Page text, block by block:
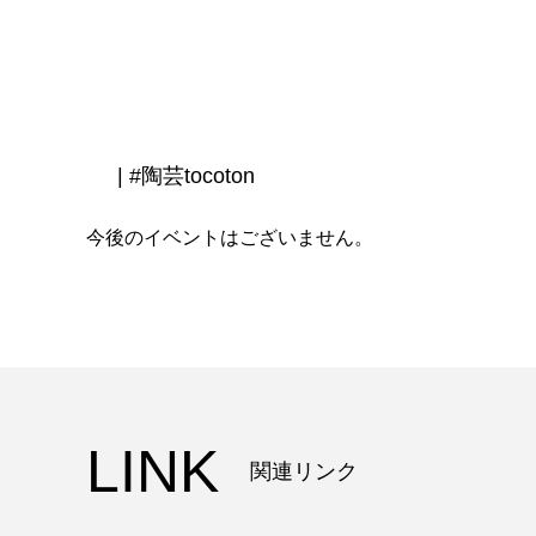
| #陶芸tocoton
今後のイベントはございません。
LINK 関連リンク